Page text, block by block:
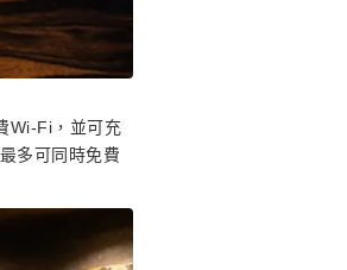
Wi-Fi，並可充
多可同時免費